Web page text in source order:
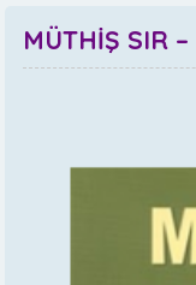
MÜTHİŞ SIR